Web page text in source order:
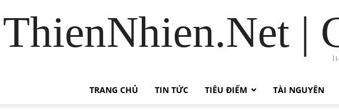
ThienNhien.Net |
TRANG CHỦ TIN TỨC TIÊU ĐIỂM TÀI NGUYÊN